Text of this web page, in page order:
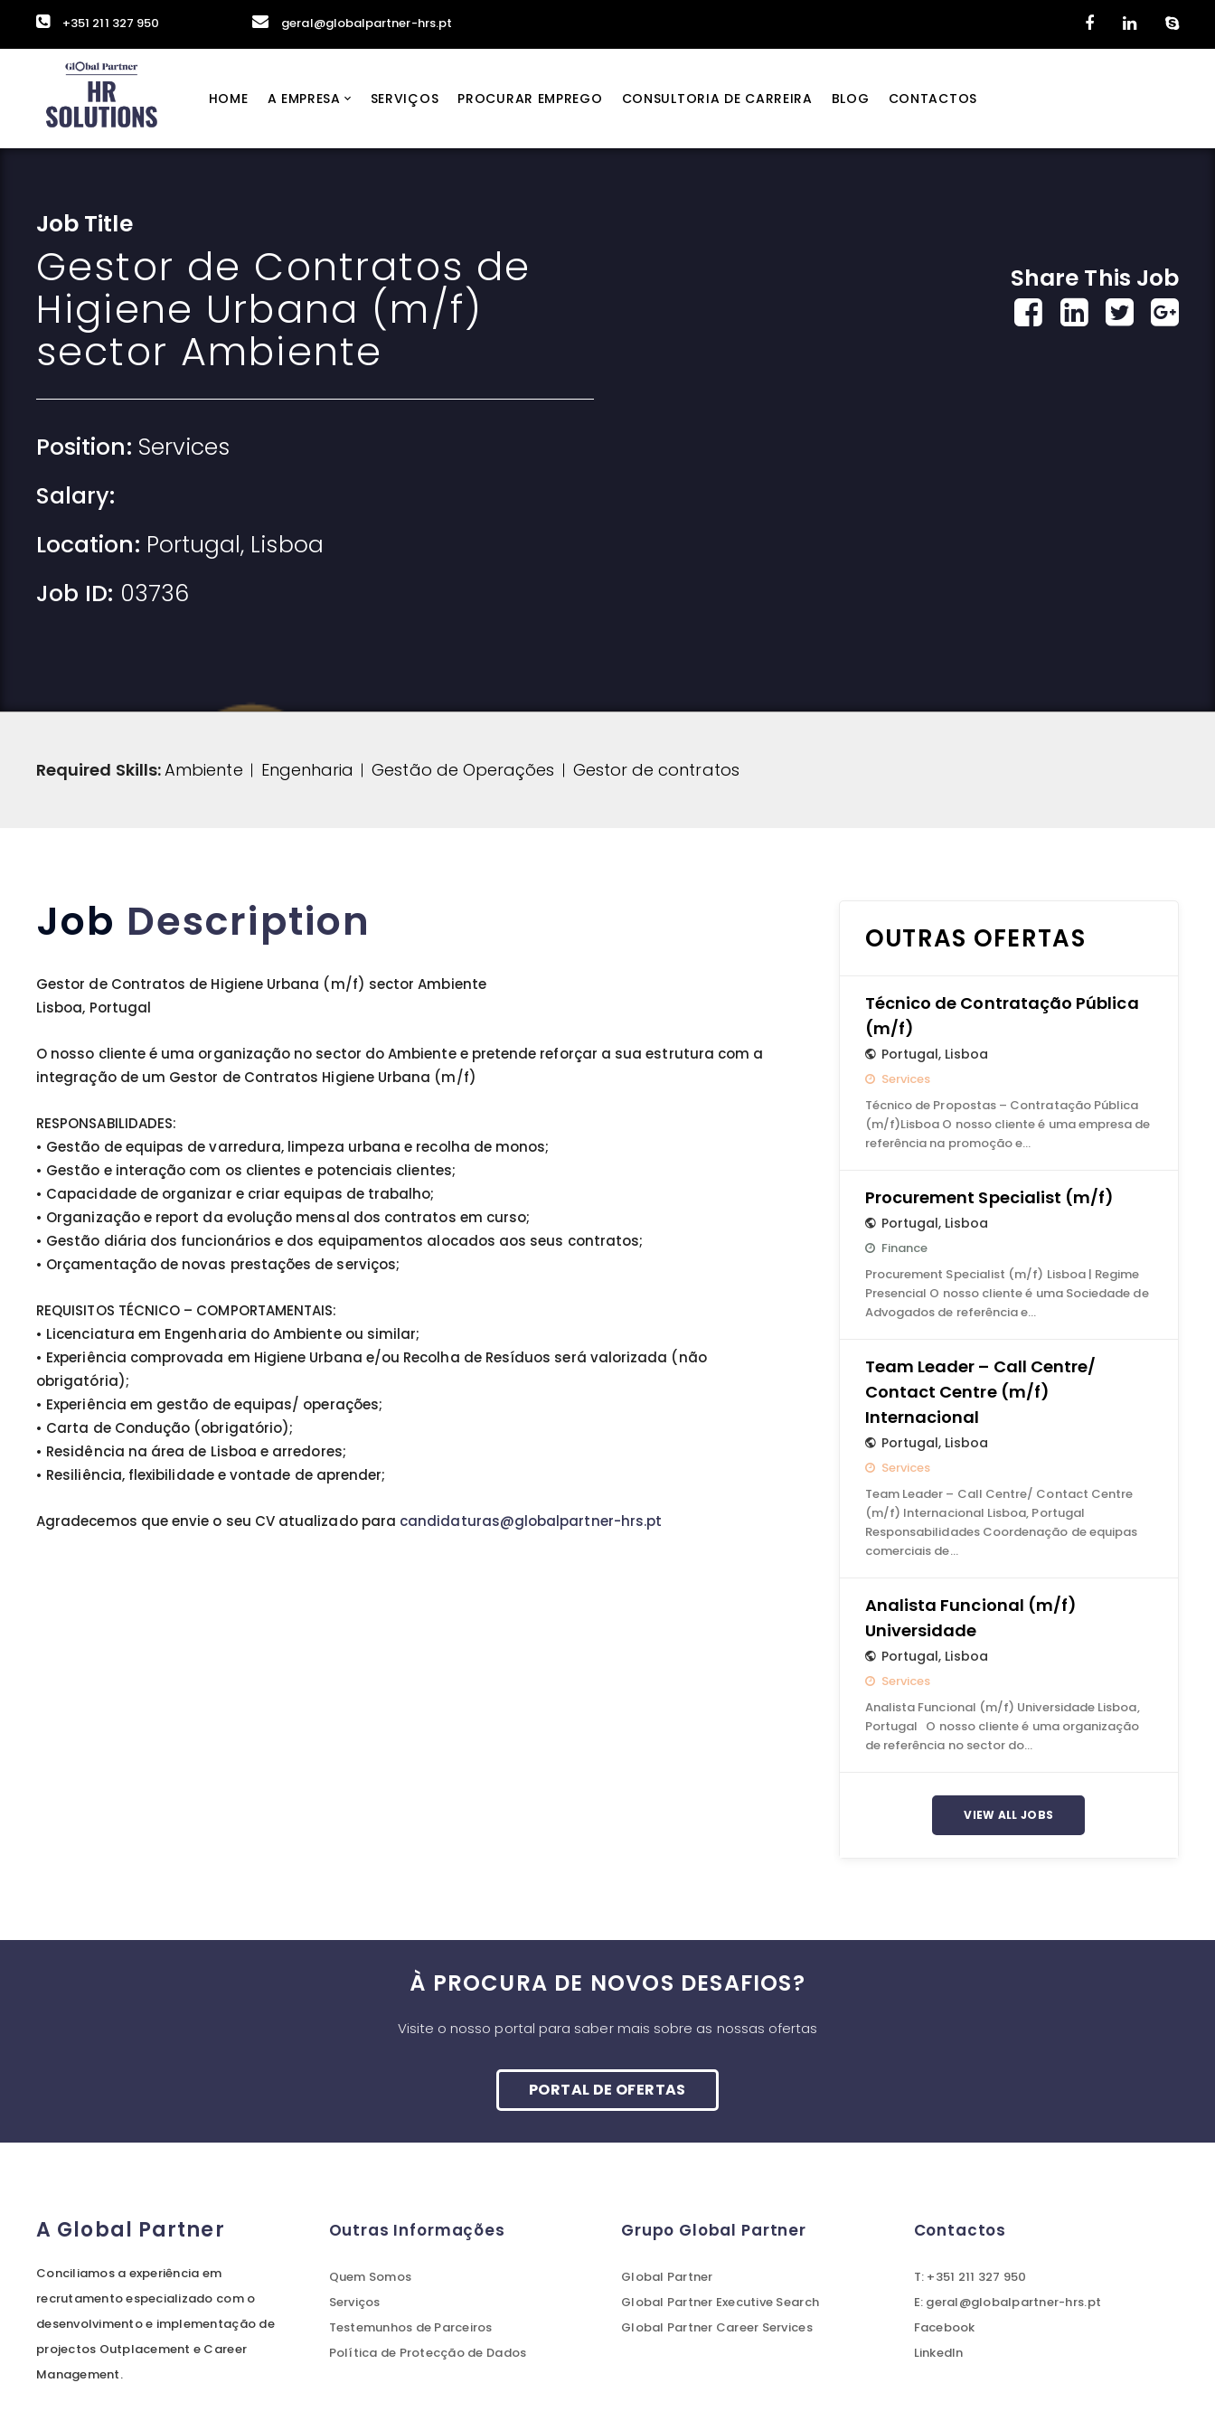
+351 211 327 950 geral@globalpartner-hrs.pt
HOME A EMPRESA SERVIÇOS PROCURAR EMPREGO CONSULTORIA DE CARREIRA BLOG CONTACTOS
Job Title
Gestor de Contratos de
Higiene Urbana (m/f)
sector Ambiente
Position: Services
Salary:
Location: Portugal, Lisboa
Job ID: 03736
Share This Job
Required Skills:Ambiente Engenharia Gestão de Operações Gestor de contratos
Job Description
Gestor de Contratos de Higiene Urbana (m/f) sector Ambiente
Lisboa, Portugal
O nosso cliente é uma organização no sector do Ambiente e pretende reforçar a sua estrutura com a
integração de um Gestor de Contratos Higiene Urbana (m/f)
RESPONSABILIDADES:
• Gestão de equipas de varredura, limpeza urbana e recolha de monos;
• Gestão e interação com os clientes e potenciais clientes;
• Capacidade de organizar e criar equipas de trabalho;
• Organização e report da evolução mensal dos contratos em curso;
• Gestão diária dos funcionários e dos equipamentos alocados aos seus contratos;
• Orçamentação de novas prestações de serviços;
REQUISITOS TÉCNICO – COMPORTAMENTAIS:
• Licenciatura em Engenharia do Ambiente ou similar;
• Experiência comprovada em Higiene Urbana e/ou Recolha de Resíduos será valorizada (não
obrigatória);
• Experiência em gestão de equipas/ operações;
• Carta de Condução (obrigatório);
• Residência na área de Lisboa e arredores;
• Resiliência, flexibilidade e vontade de aprender;
Agradecemos que envie o seu CV atualizado para candidaturas@globalpartner-hrs.pt
OUTRAS OFERTAS
Técnico de Contratação Pública
(m/f)
Portugal, Lisboa
Services
Técnico de Propostas – Contratação Pública
(m/f)Lisboa O nosso cliente é uma empresa de
referência na promoção e…
Procurement Specialist (m/f)
Portugal, Lisboa
Finance
Procurement Specialist (m/f) Lisboa | Regime
Presencial O nosso cliente é uma Sociedade de
Advogados de referência e…
Team Leader – Call Centre/
Contact Centre (m/f)
Internacional
Portugal, Lisboa
Services
Team Leader – Call Centre/ Contact Centre
(m/f) Internacional Lisboa, Portugal
Responsabilidades Coordenação de equipas
comerciais de…
Analista Funcional (m/f)
Universidade
Portugal, Lisboa
Services
Analista Funcional (m/f) Universidade Lisboa,
Portugal O nosso cliente é uma organização
de referência no sector do…
VIEW ALL JOBS
À PROCURA DE NOVOS DESAFIOS?
Visite o nosso portal para saber mais sobre as nossas ofertas
PORTAL DE OFERTAS
A Global Partner
Conciliamos a experiência em
recrutamento especializado com o
desenvolvimento e implementação de
projectos Outplacement e Career
Management.
Outras Informações
Quem Somos
Serviços
Testemunhos de Parceiros
Política de Protecção de Dados
Grupo Global Partner
Global Partner
Global Partner Executive Search
Global Partner Career Services
Contactos
T: +351 211 327 950
E: geral@globalpartner-hrs.pt
Facebook
LinkedIn